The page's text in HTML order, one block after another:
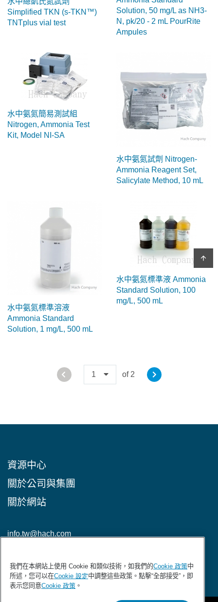
Simplified TKN (s-TKN™)
TNTplus vial test
Solution, 50 mg/L as NH3-
N, pk/20 - 2 mL PourRite
Ampules
水中氨氮簡易測試組
Nitrogen, Ammonia Test
Kit, Model NI-SA
水中氨氮試劑 Nitrogen-
Ammonia Reagent Set,
Salicylate Method, 10 mL
水中氨氮標準溶液
Ammonia Standard
Solution, 1 mg/L, 500 mL
水中氨氮標準液 Ammonia
Standard Solution, 100
mg/L, 500 mL
1 of 2
資源中心
關於公司與集團
關於網站
info.tw@hach.com
arrow_upward
我們在本網站上使用 Cookie 和類似技術，如我們的Cookie 政策中
所述，您可以在Cookie 設定中調整這些政策。點擊“全部接受”，即
表示您同意Cookie 政策 。